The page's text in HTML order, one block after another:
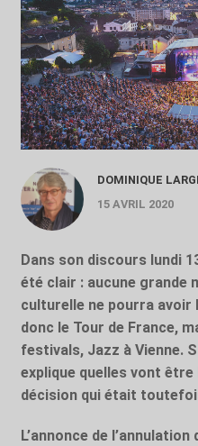
DOMINIQUE
15 AVRIL 2020
Dans son discours lundi
été clair : aucune
culturelle ne pourra avoir
donc le Tour de France,
festivals, Jazz à Vienne.
explique quelles vont
décision qui était
L’annonce de